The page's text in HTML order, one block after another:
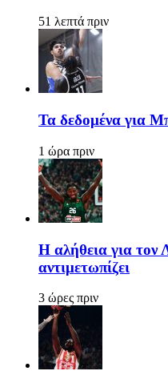
51 λεπτά πριν
Τα δεδομένα για
1 ώρα πριν
Η αλήθεια για τον
αντιμετωπίζει
3 ώρες πριν